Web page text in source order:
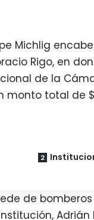
Michlig
Rigo, en
de la
total de
de
Adrián